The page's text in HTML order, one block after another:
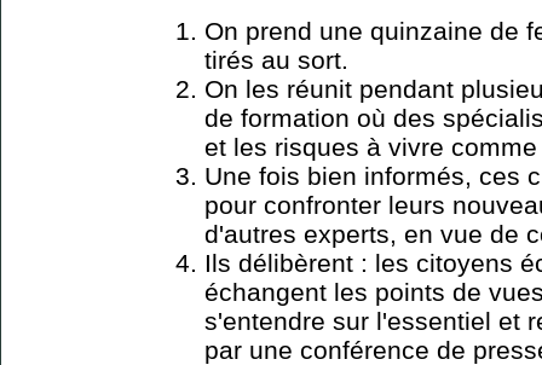
On prend une quinzaine de
tirés au sort.
On les réunit pendant
de formation où des
et les risques à vivre
Une fois bien informés, ces
pour confronter leurs
d'autres experts, en vue de
Ils délibèrent : les citoyens
échangent les points de
s'entendre sur l'essentiel et
par une conférence de